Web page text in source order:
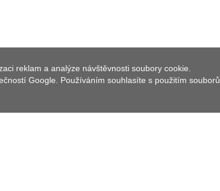
reklam a analýze návštěvnosti soubory cookie.
Google. Používáním souhlasíte s použitím souborů